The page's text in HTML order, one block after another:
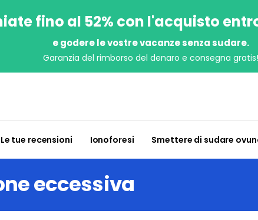
fino al 52% con l'acquisto
e godere le vostre vacanze senza sudare.
Garanzia del rimborso del denaro e consegna gratis!
Le tue recensioni Ionoforesi Smettere di sudare
eccessiva